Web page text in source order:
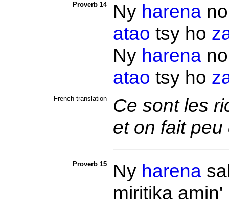
Proverb 14 Ny harena
atao tsy ho
Ny harena
atao tsy ho
French translation
Ce sont les
et on fait
Proverb 15 Ny harena
miritika